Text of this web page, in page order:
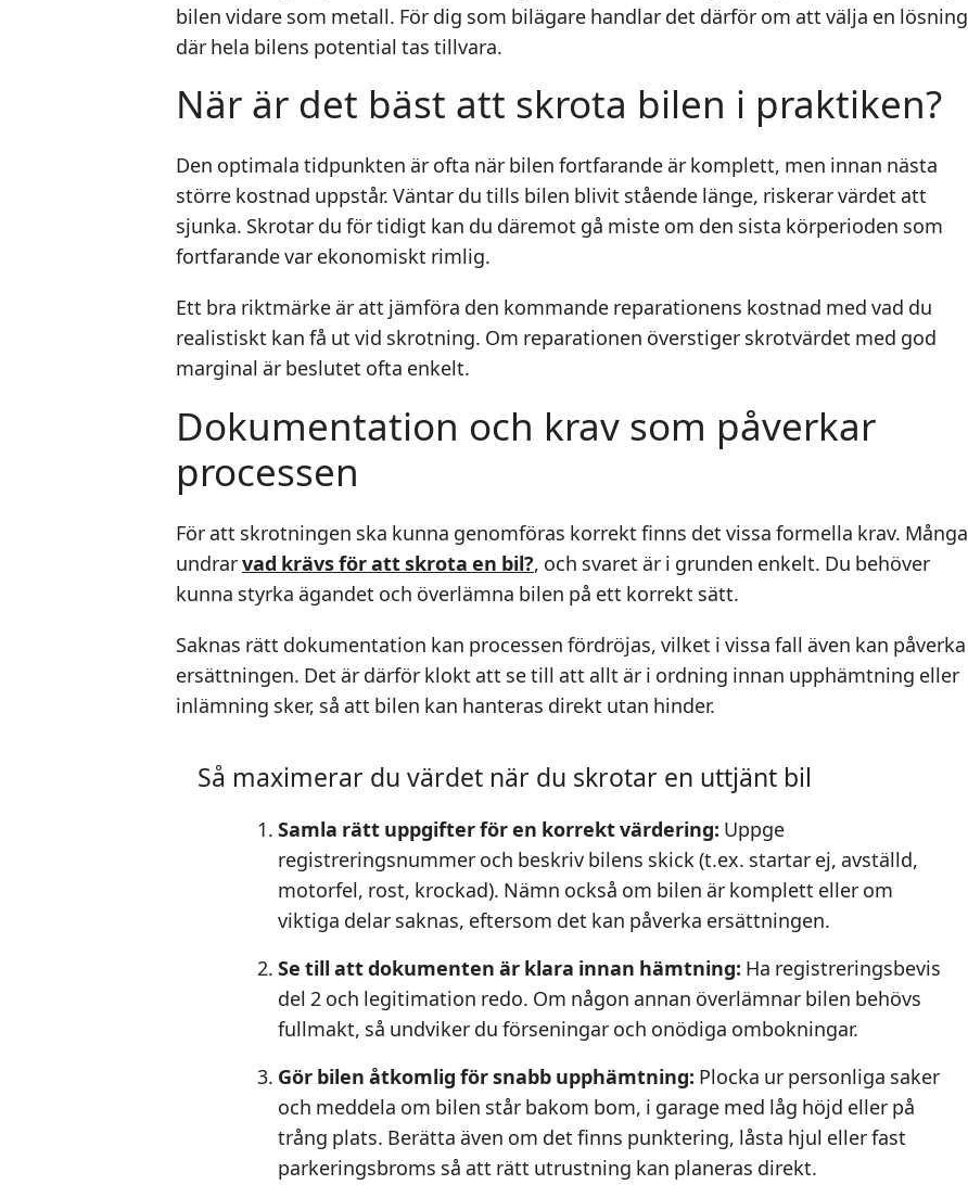
bilen vidare som metall. För dig som bilägare handlar det därför om att välja en lösning
där hela bilens potential tas tillvara.
När är det bäst att skrota bilen i praktiken?
Den optimala tidpunkten är ofta när bilen fortfarande är komplett, men innan nästa
större kostnad uppstår. Väntar du tills bilen blivit stående länge, riskerar värdet att
sjunka. Skrotar du för tidigt kan du däremot gå miste om den sista körperioden som
fortfarande var ekonomiskt rimlig.
Ett bra riktmärke är att jämföra den kommande reparationens kostnad med vad du
realistiskt kan få ut vid skrotning. Om reparationen överstiger skrotvärdet med god
marginal är beslutet ofta enkelt.
Dokumentation och krav som påverkar
processen
För att skrotningen ska kunna genomföras korrekt finns det vissa formella krav. Många
undrarvad krävs för att skrota en bil?, och svaret är i grunden enkelt. Du behöver
kunna styrka ägandet och överlämna bilen på ett korrekt sätt.
Saknas rätt dokumentation kan processen fördröjas, vilket i vissa fall även kan påverka
ersättningen. Det är därför klokt att se till att allt är i ordning innan upphämtning eller
inlämning sker, så att bilen kan hanteras direkt utan hinder.
Så maximerar du värdet när du skrotar en uttjänt bil
Samla rätt uppgifter för en korrekt värdering: Uppge
registreringsnummer och beskriv bilens skick (t.ex. startar ej, avställd,
motorfel, rost, krockad). Nämn också om bilen är komplett eller om
viktiga delar saknas, eftersom det kan påverka ersättningen.
Se till att dokumenten är klara innan hämtning: Ha registreringsbevis
del 2 och legitimation redo. Om någon annan överlämnar bilen behövs
fullmakt, så undviker du förseningar och onödiga ombokningar.
Gör bilen åtkomlig för snabb upphämtning: Plocka ur personliga saker
och meddela om bilen står bakom bom, i garage med låg höjd eller på
trång plats. Berätta även om det finns punktering, låsta hjul eller fast
parkeringsbroms så att rätt utrustning kan planeras direkt.